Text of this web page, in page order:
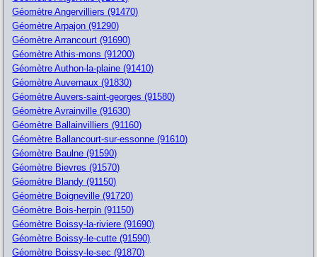
Géomètre Angervilliers (91470)
Géomètre Arpajon (91290)
Géomètre Arrancourt (91690)
Géomètre Athis-mons (91200)
Géomètre Authon-la-plaine (91410)
Géomètre Auvernaux (91830)
Géomètre Auvers-saint-georges (91580)
Géomètre Avrainville (91630)
Géomètre Ballainvilliers (91160)
Géomètre Ballancourt-sur-essonne (91610)
Géomètre Baulne (91590)
Géomètre Bievres (91570)
Géomètre Blandy (91150)
Géomètre Boigneville (91720)
Géomètre Bois-herpin (91150)
Géomètre Boissy-la-riviere (91690)
Géomètre Boissy-le-cutte (91590)
Géomètre Boissy-le-sec (91870)